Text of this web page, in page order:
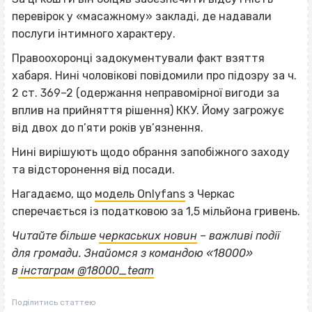
перевірок у «масажному» закладі, де надавали
послуги інтимного характеру.
Правоохоронці задокументували факт взяття
хабаря. Нині чоловікові повідомили про підозру за ч.
2 ст. 369–2 (одержання неправомірної вигоди за
вплив на прийняття рішення) ККУ. Йому загрожує
від двох до п’яти років ув’язнення.
Нині вирішують щодо обрання запобіжного заходу
та відсторонення від посади.
Нагадаємо, що модель Onlyfans з Черкас
сперечається із податковою за 1,5 мільйона гривень.
Читайте більше черкаських новин – важливі події
для громади. Знайомся з командою «18000»
в інстаграм @18000_team
Поділитись статтею